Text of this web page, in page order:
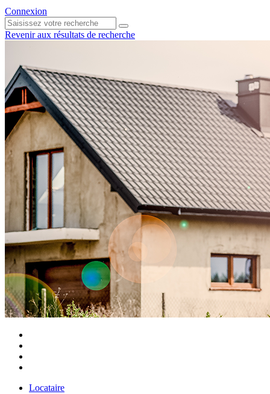
Connexion
Revenir aux résultats de recherche
Locataire